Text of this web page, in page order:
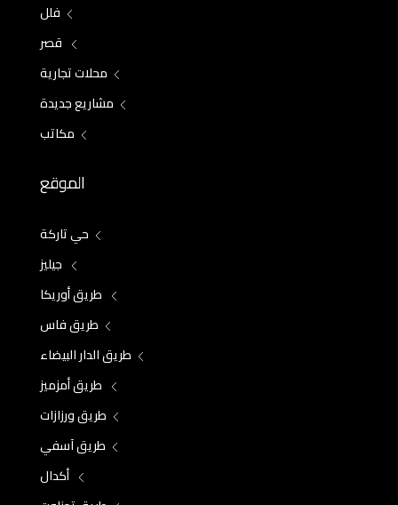
فلل
قصر
محلات تجارية
مشاريع جديدة
مكاتب
الموقع
حي تاركة
جيليز
طريق أوريكا
طريق فاس
طريق الدار البيضاء
طريق أمزميز
طريق ورزازات
طريق آسفي
أكدال